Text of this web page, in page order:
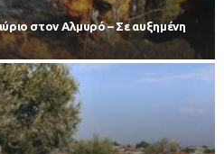
στον Αλμυρό – Σε αυξημένη